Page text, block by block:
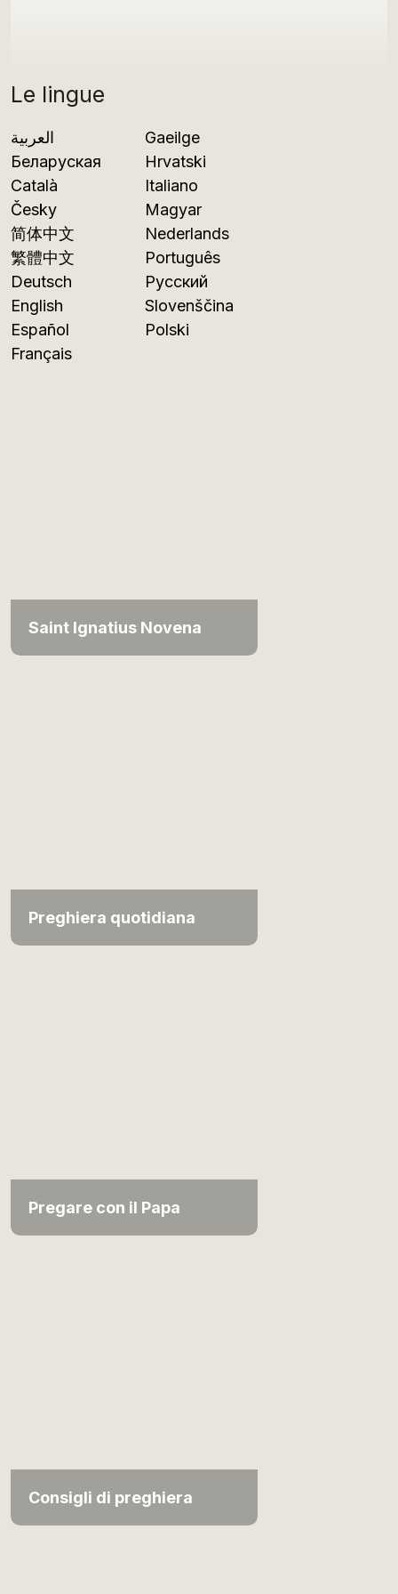
Le lingue
العربية
Беларуская
Català
Česky
简体中文
繁體中文
Deutsch
English
Español
Français
Gaeilge
Hrvatski
Italiano
Magyar
Nederlands
Português
Русский
Slovenščina
Polski
Saint Ignatius Novena
Preghiera quotidiana
Pregare con il Papa
Consigli di preghiera